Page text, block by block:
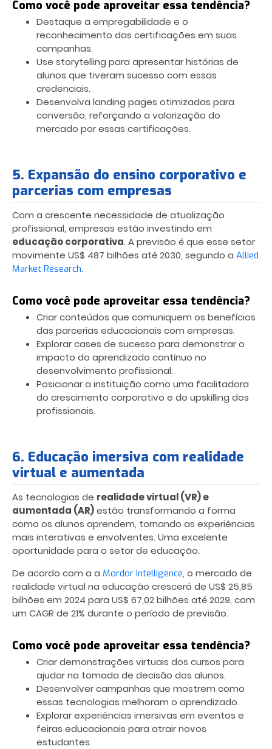
Como você pode aproveitar essa tendência?
Destaque a empregabilidade e o
reconhecimento das certificações em suas
campanhas.
Use storytelling para apresentar histórias de
alunos que tiveram sucesso com essas
credenciais.
Desenvolva landing pages otimizadas para
conversão, reforçando a valorização do
mercado por essas certificações.
5. Expansão do ensino corporativo e
parcerias com empresas
Com a crescente necessidade de atualização
profissional, empresas estão investindo em
educação corporativa. A previsão é que esse setor
movimente US$ 487 bilhões até 2030, segundo a Allied
Market Research.
Como você pode aproveitar essa tendência?
Criar conteúdos que comuniquem os benefícios
das parcerias educacionais com empresas.
Explorar cases de sucesso para demonstrar o
impacto do aprendizado contínuo no
desenvolvimento profissional.
Posicionar a instituição como uma facilitadora
do crescimento corporativo e do upskilling dos
profissionais.
6. Educação imersiva com realidade
virtual e aumentada
As tecnologias de realidade virtual (VR) e
aumentada (AR)estão transformando a forma
como os alunos aprendem, tornando as experiências
mais interativas e envolventes. Uma excelente
oportunidade para o setor de educação.
De acordo com a a Mordor Intelligence, o mercado de
realidade virtual na educação crescerá de US$ 25,85
bilhões em 2024 para US$ 67,02 bilhões até 2029, com
um CAGR de 21% durante o período de previsão.
Como você pode aproveitar essa tendência?
Criar demonstrações virtuais dos cursos para
ajudar na tomada de decisão dos alunos.
Desenvolver campanhas que mostrem como
essas tecnologias melhoram o aprendizado.
Explorar experiências imersivas em eventos e
feiras educacionais para atrair novos
estudantes.